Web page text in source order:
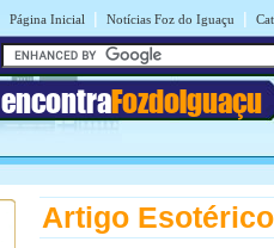
Página Inicial | Notícias Foz do Iguaçu |
encontraFozdoIguaçu
Artigo